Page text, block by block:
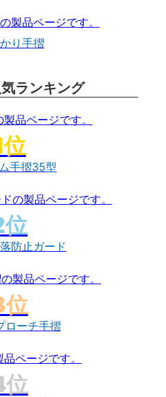
り手摺
ランキング
手摺35型
防止ガード
ローチ手摺